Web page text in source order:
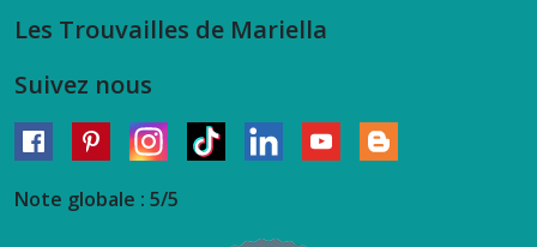
Les Trouvailles de Mariella
Suivez nous
Note globale : 5/5